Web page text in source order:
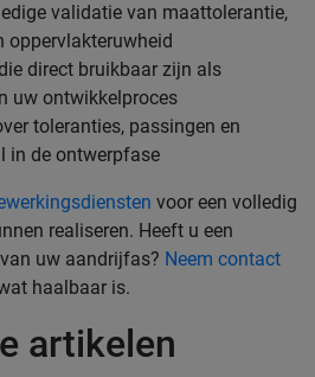
validatie van maattolerantie,
oppervlakteruwheid
direct bruikbaar zijn als
uw ontwikkelproces
toleranties, passingen en
in de ontwerpfase
voor een volledig
realiseren. Heeft u een
uw aandrijfas? Neem contact
haalbaar is.
artikelen